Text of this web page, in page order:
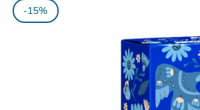
-15%